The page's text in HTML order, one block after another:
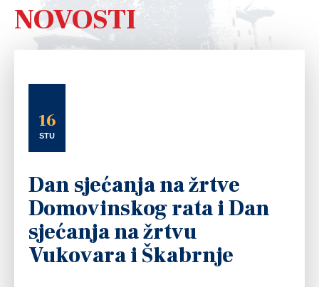
NOVOSTI
16
STU
Dan sjećanja na žrtve
Domovinskog rata i Dan
sjećanja na žrtvu
Vukovara i Škabrnje